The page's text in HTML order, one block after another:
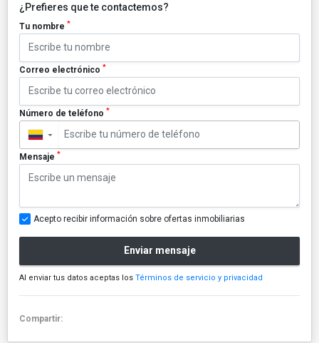
¿Prefieres que te contactemos?
Tu nombre *
Correo electrónico *
Número de teléfono *
▼
Mensaje *
Acepto recibir información sobre ofertas inmobiliarias
Enviar mensaje
Al enviar tus datos aceptas los Términos de servicio y privacidad
Compartir: